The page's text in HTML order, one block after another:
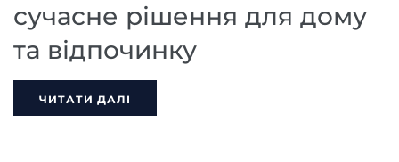
сучасне рішення для дому
та відпочинку
ЧИТАТИ ДАЛІ